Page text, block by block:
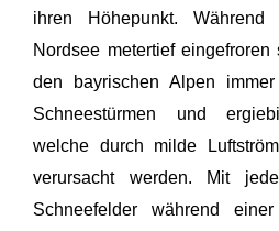
ihren Höhepunkt.
Nordsee metertief
den bayrischen Alpen
Schneestürmen und
welche durch milde
verursacht werden. Mit
Schneefelder während